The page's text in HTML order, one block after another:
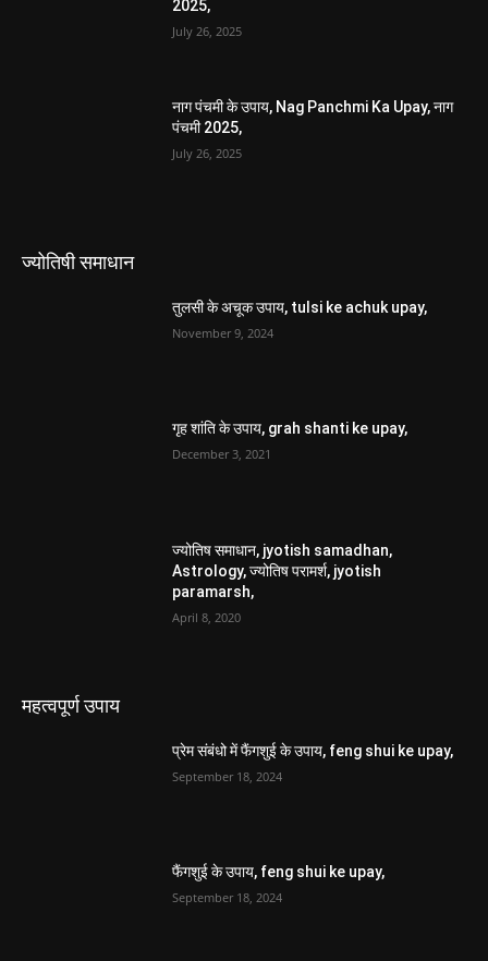
2025,
July 26, 2025
नाग पंचमी के उपाय, Nag Panchmi Ka Upay, नाग
पंचमी 2025,
July 26, 2025
ज्योतिषी समाधान
तुलसी के अचूक उपाय, tulsi ke achuk upay,
November 9, 2024
गृह शांति के उपाय, grah shanti ke upay,
December 3, 2021
ज्योतिष समाधान, jyotish samadhan,
Astrology, ज्योतिष परामर्श, jyotish
paramarsh,
April 8, 2020
महत्वपूर्ण उपाय
प्रेम संबंधो में फैंगशुई के उपाय, feng shui ke upay,
September 18, 2024
फैंगशुई के उपाय, feng shui ke upay,
September 18, 2024